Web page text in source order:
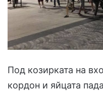
Под козирката на
кордон и яйцата